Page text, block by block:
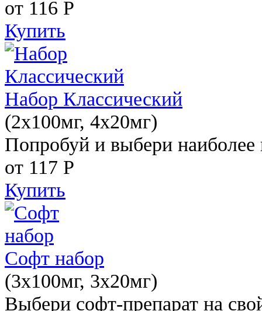
от 116 Р
Купить
Набор Классический
(2x100мг, 4x20мг)
Попробуй и выбери наиболее
от 117 Р
Купить
Софт набор
(3x100мг, 3x20мг)
Выбери софт-препарат на